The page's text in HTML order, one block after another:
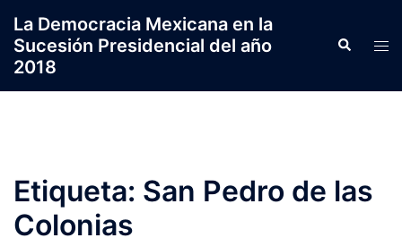
contenido
La Democracia Mexicana en la
Sucesión Presidencial del año
2018
Search
Etiqueta: San Pedro de las
Colonias